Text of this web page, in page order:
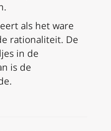
als het ware
rationaliteit. De
in de
is de